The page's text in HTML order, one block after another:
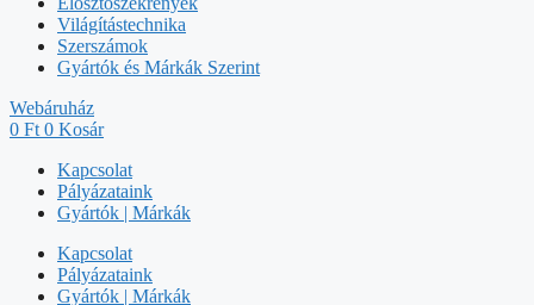
Világítástechnika
Szerszámok
Gyártók és Márkák Szerint
Webáruház
0 Ft 0 Kosár
Kapcsolat
Pályázataink
Gyártók | Márkák
Kapcsolat
Pályázataink
Gyártók | Márkák